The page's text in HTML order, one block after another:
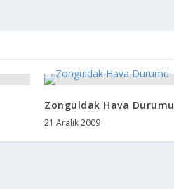
Zonguldak Hava Durumu
21 Aralık 2009